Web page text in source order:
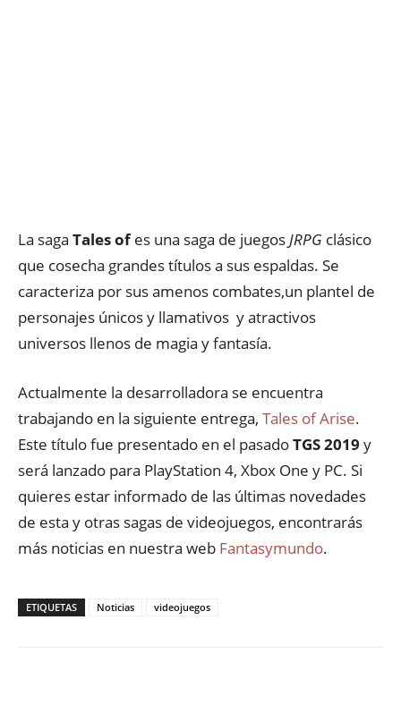
La saga Tales ofes una saga de juegosJRPG clásico
que cosecha grandes títulos a sus espaldas. Se
caracteriza por sus amenos combates,un plantel de
personajes únicos y llamativos y atractivos
universos llenos de magia y fantasía.
Actualmente la desarrolladora se encuentra
trabajando en la siguiente entrega, Tales of Arise.
Este título fue presentado en el pasadoTGS 2019 y
será lanzado para PlayStation 4, Xbox One y PC. Si
quieres estar informado de las últimas novedades
de esta y otras sagas de videojuegos, encontrarás
más noticias en nuestra web Fantasymundo.
ETIQUETAS Noticias videojuegos